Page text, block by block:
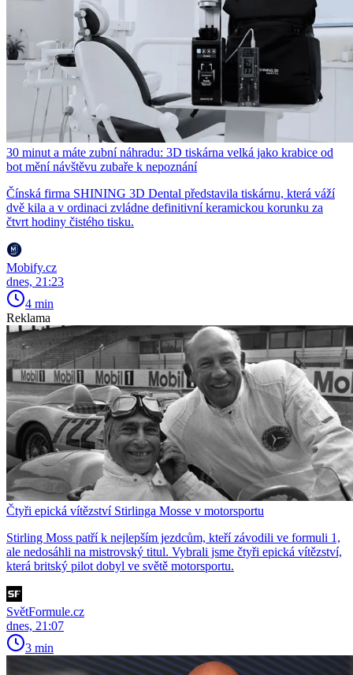
30 minut a máte zubní náhradu: 3D tiskárna velká jako krabice od
bot mění návštěvu zubaře k nepoznání
Čínská firma SHINING 3D Dental představila tiskárnu, která váží
dvě kila a v ordinaci zvládne definitivní keramickou korunku za
čtvrt hodiny čistého tisku.
Mobify.cz
dnes, 21:23
4 min
Reklama
Čtyři epická vítězství Stirlinga Mosse v motorsportu
Stirling Moss patří k nejlepším jezdcům, kteří závodili ve formuli 1,
ale nedosáhli na mistrovský titul. Vybrali jsme čtyři epická vítězství,
která britský pilot dobyl ve světě motorsportu.
SvětFormule.cz
dnes, 21:07
3 min